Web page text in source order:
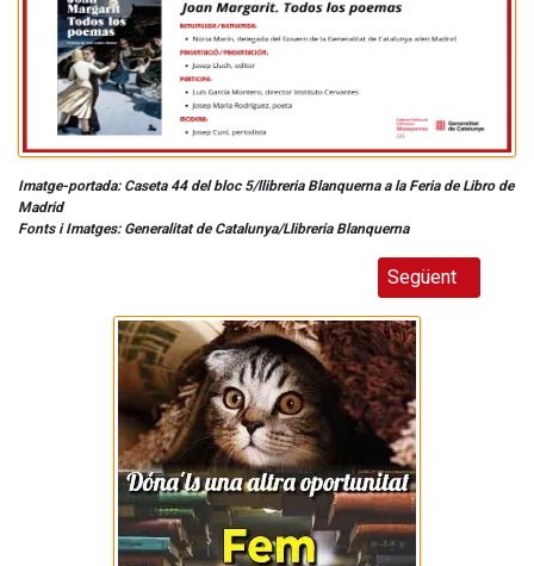
Imatge-portada: Caseta 44 del bloc 5/llibreria Blanquerna a la Feria de Libro de
Madrid
Fonts i Imatges: Generalitat de Catalunya/Llibreria Blanquerna
Article següent:
Següent